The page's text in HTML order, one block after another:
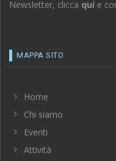
Newsletter, clicca qui e
MAPPA SITO
Home
Chi siamo
Eventi
Attività